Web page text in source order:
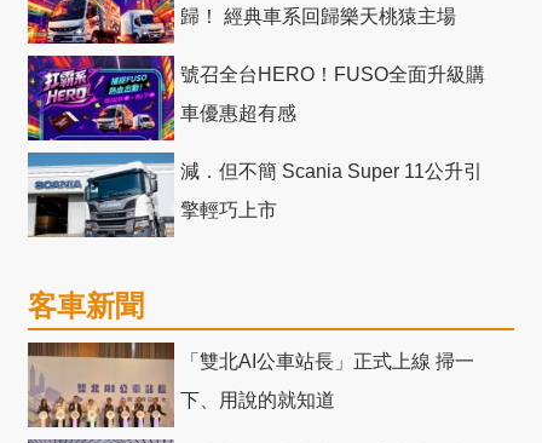
歸！ 經典車系回歸樂天桃猿主場
號召全台HERO！FUSO全面升級購
車優惠超有感
減．但不簡 Scania Super 11公升引
擎輕巧上市
客車新聞
「雙北AI公車站長」正式上線 掃一
下、用說的就知道